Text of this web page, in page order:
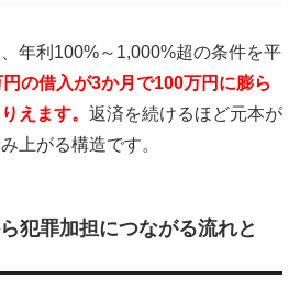
年利100%～1,000%超の条件を平
円の借入が3か月で100万円に膨ら
えます。 返済を続けるほど元本が
上がる構造です。
犯罪加担につながる流れと